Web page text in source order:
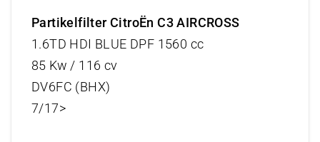
Partikelfilter CitroËn C3 AIRCROSS
1.6TD HDI BLUE DPF 1560 cc
85 Kw / 116 cv
DV6FC (BHX)
7/17>